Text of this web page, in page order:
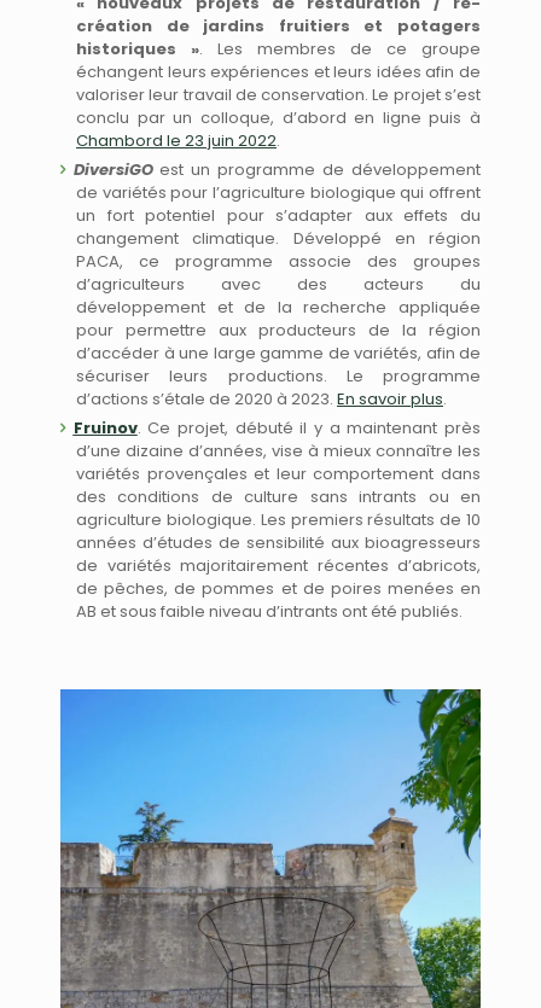
création de jardins fruitiers et potagers
historiques ». Les membres de ce groupe
échangent leurs expériences et leurs idées afin de
valoriser leur travail de conservation. Le projet s’est
conclu par un colloque, d’abord en ligne puis à
Chambord le 23 juin 2022.
DiversiGOest un programme de développement
de variétés pour l’agriculture biologique qui offrent
un fort potentiel pour s’adapter aux effets du
changement climatique. Développé en région
PACA, ce programme associe des groupes
d’agriculteurs avec des acteurs du
développement et de la recherche appliquée
pour permettre aux producteurs de la région
d’accéder à une large gamme de variétés, afin de
sécuriser leurs productions. Le programme
d’actions s’étale de 2020 à 2023. En savoir plus.
Fruinov. Ce projet, débuté il y a maintenant près
d’une dizaine d’années, vise à mieux connaître les
variétés provençales et leur comportement dans
des conditions de culture sans intrants ou en
agriculture biologique. Les premiers résultats de 10
années d’études de sensibilité aux bioagresseurs
de variétés majoritairement récentes d’abricots,
de pêches, de pommes et de poires menées en
AB et sous faible niveau d’intrants ont été publiés.